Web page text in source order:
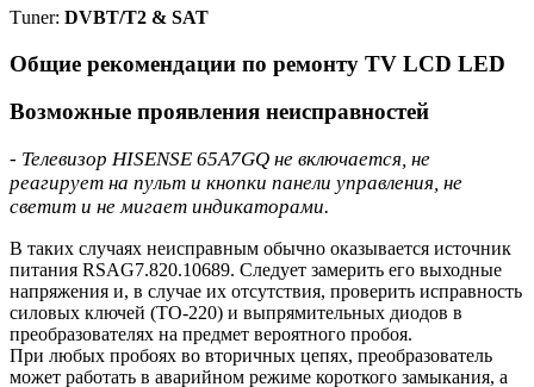
Тuner: DVBT/T2 & SAT
Общие рекомендации по ремонту TV LCD LED
Возможные проявления неисправностей
- Телевизор HISENSE 65A7GQ не включается, не
реагирует на пульт и кнопки панели управления, не
светит и не мигает индикаторами.
В таких случаях неисправным обычно оказывается источник
питания RSAG7.820.10689. Следует замерить его выходные
напряжения и, в случае их отсутствия, проверить исправность
силовых ключей (TO-220) и выпрямительных диодов в
преобразователях на предмет вероятного пробоя.
При любых пробоях во вторичных цепях, преобразователь
может работать в аварийном режиме короткого замыкания, а